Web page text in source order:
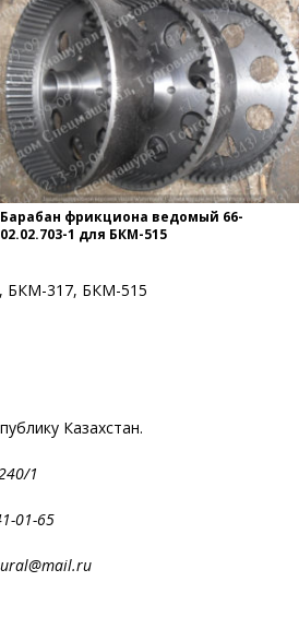
Барабан фрикциона ведомый 66-
02.02.703-1 для БКМ-515
БКМ-317, БКМ-515
Казахстан.
240/1
541-01-65